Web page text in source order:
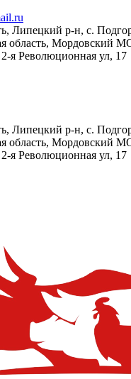
Липецкий р-н, с.
область, Мордовский
я Революционная ул, 17
Липецкий р-н, с.
область, Мордовский
я Революционная ул, 17